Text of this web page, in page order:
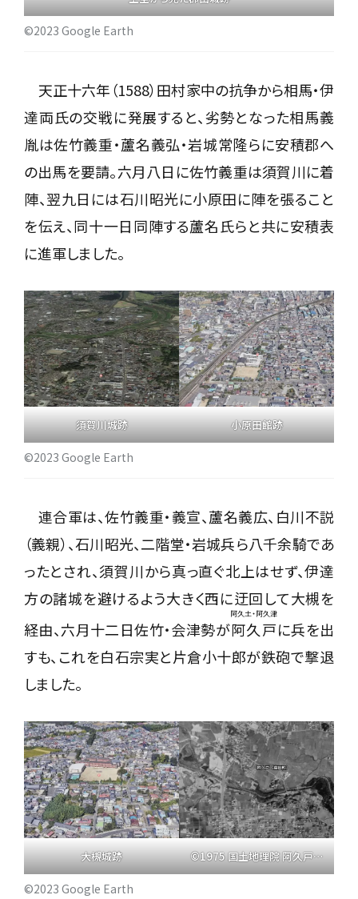
©2023 Google Earth
天正十六年（1588）田村家中の抗争から相馬・伊
達両氏の交戦に発展すると、劣勢となった相馬義
胤は佐竹義重・蘆名義弘・岩城常隆らに安積郡へ
の出馬を要請。六月八日に佐竹義重は須賀川に着
陣、翌九日には石川昭光に小原田に陣を張ること
を伝え、同十一日同陣する蘆名氏らと共に安積表
に進軍しました。
須賀川城跡 小原田館跡
©2023 Google Earth
連合軍は、佐竹義重・義宣、蘆名義広、白川不説
（義親）、石川昭光、二階堂・岩城兵ら八千余騎であ
ったとされ、須賀川から真っ直ぐ北上はせず、伊達
方の諸城を避けるよう大きく西に迂回して大槻を
経由、六月十二日佐竹・会津勢が阿久戸
阿久土・阿久津
に兵を出
すも、これを白石宗実と片倉小十郎が鉄砲で撃退
しました。
大槻城跡 ©1975 国土地理院 阿久戸（富田町）
©2023 Google Earth